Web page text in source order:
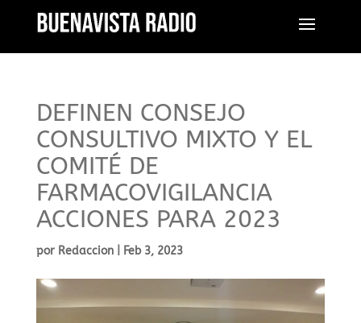
DEFINEN CONSEJO
CONSULTIVO MIXTO Y EL
COMITÉ DE
FARMACOVIGILANCIA
ACCIONES PARA 2023
por Redaccion| Feb 3, 2023